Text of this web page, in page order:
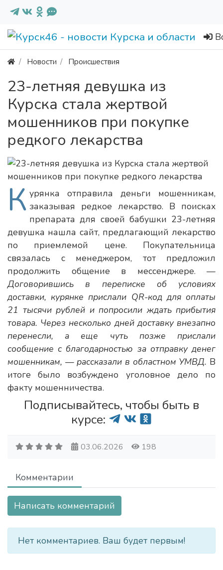
Новости Происшествия
23-летняя девушка из
Курска стала жертвой
мошенников при покупке
редкого лекарства
К урянка отправила деньги мошенникам,
заказывая редкое лекарство. В поисках
препарата для своей бабушки 23-летняя
девушка нашла сайт, предлагающий лекарство
по приемлемой цене. Покупательница
связалась с менеджером, тот предложил
продолжить общение в мессенджере. —
Договорившись в переписке об условиях
доставки, курянке прислали QR-код для оплаты
21 тысячи рублей и попросили ждать прибытия
товара. Через несколько дней доставку внезапно
перенесли, а еще чуть позже прислали
сообщение с благодарностью за отправку денег
мошенникам, — рассказали в областном УМВД. В
итоге было возбуждено уголовное дело по
факту мошенничества.
Подписывайтесь, чтобы быть в
курсе:
03.06.2026 198
Комментарии
Написать комментарий
Нет комментариев. Ваш будет первым!